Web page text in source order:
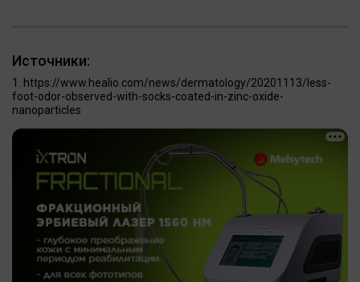
Источники:
https://www.healio.com/news/dermatology/20201113/less-
foot-odor-observed-with-socks-coated-in-zinc-oxide-
nanoparticles